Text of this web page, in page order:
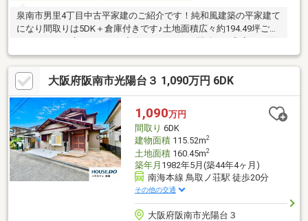
泉南市男里4丁目中古平家建のご紹介です！純和風建築の平家建て
になり間取りは5DK＋倉庫付きです♪土地面積広々約194.49坪ござ
当たりや風通しも良好です♪収納スペース豊富でお部屋はすっきり
とお使いお使いいただけます！ぜひ一度ご内見いただきたいお家
です♪空き家につき、即内覧いただけます♪お問い合わせお待ちし
ております！***※［母屋］建築年月日：昭和46年月日不明新築
※母屋内に井戸有り※［倉庫］種類：倉庫 構造：木造かわらぶき
平家建 床面積：59.0平米 建築年月日：平成4年月日不詳新築
※告知事項有
大阪府阪南市光陽台３ 1,090万円 6DK
1,090万円
間取り 6DK
建物面積115.52m2
土地面積160.45m2
築年月 1982年5月(築44年4ヶ月)
南海本線 鳥取ノ荘駅 徒歩20分
その他の交通
大阪府阪南市光陽台３